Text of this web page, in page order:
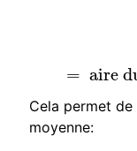
= aire
Cela permet de
moyenne: